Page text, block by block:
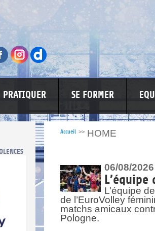
PRATIQUER SE FORMER
MA PETITE SPONSO
Accueil >> HOME
06/08/2026
L’équipe
L’équipe
de l’EuroVolley
matchs amicaux
Pologne.